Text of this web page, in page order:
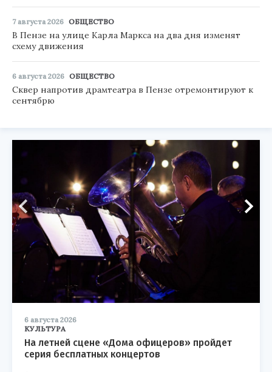
7 августа 2026 ОБЩЕСТВО
В Пензе на улице Карла Маркса на два дня изменят
схему движения
6 августа 2026 ОБЩЕСТВО
Сквер напротив драмтеатра в Пензе отремонтируют к
сентябрю
6 августа 2026
КУЛЬТУРА
На летней сцене «Дома офицеров» пройдет
серия бесплатных концертов